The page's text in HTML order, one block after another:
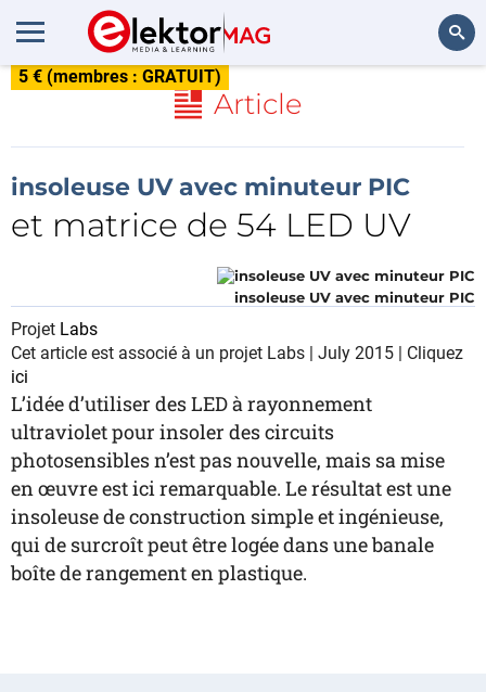
5 € (membres : GRATUIT)
Article
insoleuse UV avec minuteur PIC
et matrice de 54 LED UV
insoleuse UV avec minuteur PIC
Projet Labs
Cet article est associé à un projet Labs | July 2015 | Cliquez
ici
L’idée d’utiliser des LED à rayonnement
ultraviolet pour insoler des circuits
photosensibles n’est pas nouvelle, mais sa mise
en œuvre est ici remarquable. Le résultat est une
insoleuse de construction simple et ingénieuse,
qui de surcroît peut être logée dans une banale
boîte de rangement en plastique.